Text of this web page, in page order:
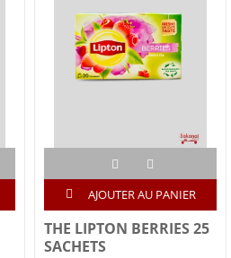
AJOUTER AU PANIER
THE LIPTON BERRIES 25
SACHETS